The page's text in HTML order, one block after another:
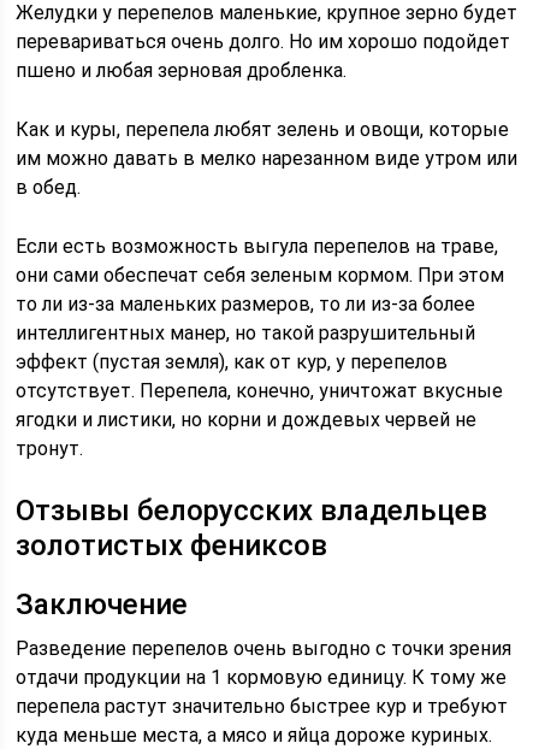
Желудки у перепелов маленькие, крупное зерно будет
перевариваться очень долго. Но им хорошо подойдет
пшено и любая зерновая дробленка.
Как и куры, перепела любят зелень и овощи, которые
им можно давать в мелко нарезанном виде утром или
в обед.
Если есть возможность выгула перепелов на траве,
они сами обеспечат себя зеленым кормом. При этом
то ли из-за маленьких размеров, то ли из-за более
интеллигентных манер, но такой разрушительный
эффект (пустая земля), как от кур, у перепелов
отсутствует. Перепела, конечно, уничтожат вкусные
ягодки и листики, но корни и дождевых червей не
тронут.
Отзывы белорусских владельцев
золотистых фениксов
Заключение
Разведение перепелов очень выгодно с точки зрения
отдачи продукции на 1 кормовую единицу. К тому же
перепела растут значительно быстрее кур и требуют
куда меньше места, а мясо и яйца дороже куриных.